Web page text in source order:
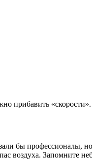
прибавить «скорости».
бы профессионалы,
воздуха. Запомните